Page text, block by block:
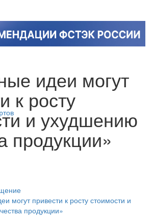
идеи могут
к росту
и ухудшению
продукции»
могут привести к росту стоимости и
продукции»